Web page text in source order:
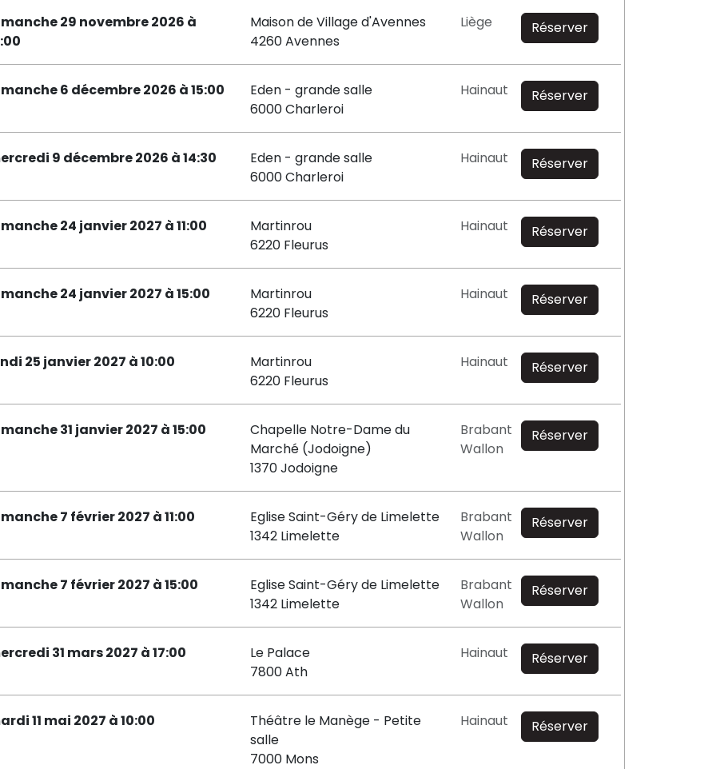
29 novembre 2026 à
Maison de Village d'Avennes
4260 Avennes
Liège Réserver
6 décembre 2026 à 15:00
Eden - grande salle
6000 Charleroi
Hainaut Réserver
9 décembre 2026 à 14:30
Eden - grande salle
6000 Charleroi
Hainaut Réserver
24 janvier 2027 à 11:00
Martinrou
6220 Fleurus
Hainaut Réserver
24 janvier 2027 à 15:00
Martinrou
6220 Fleurus
Hainaut Réserver
25 janvier 2027 à 10:00
Martinrou
6220 Fleurus
Hainaut Réserver
31 janvier 2027 à 15:00
Chapelle Notre-Dame du
Marché (Jodoigne)
1370 Jodoigne
Brabant
Wallon
Réserver
7 février 2027 à 11:00
Eglise Saint-Géry de Limelette
1342 Limelette
Brabant
Wallon
Réserver
7 février 2027 à 15:00
Eglise Saint-Géry de Limelette
1342 Limelette
Brabant
Wallon
Réserver
31 mars 2027 à 17:00
Le Palace
7800 Ath
Hainaut Réserver
11 mai 2027 à 10:00
Théâtre le Manège - Petite
salle
7000 Mons
Hainaut Réserver